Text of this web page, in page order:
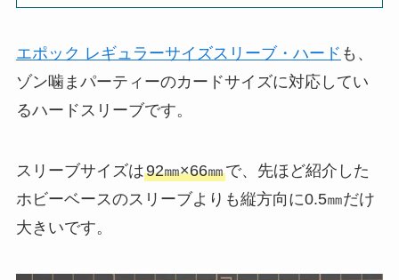
エポック レギュラーサイズスリーブ・ハード も、
ゾン噛まパーティーのカードサイズに対応してい
るハードスリーブです。
スリーブサイズは92㎜×66㎜で、先ほど紹介した
ホビーベースのスリーブよりも縦方向に0.5㎜だけ
大きいです。